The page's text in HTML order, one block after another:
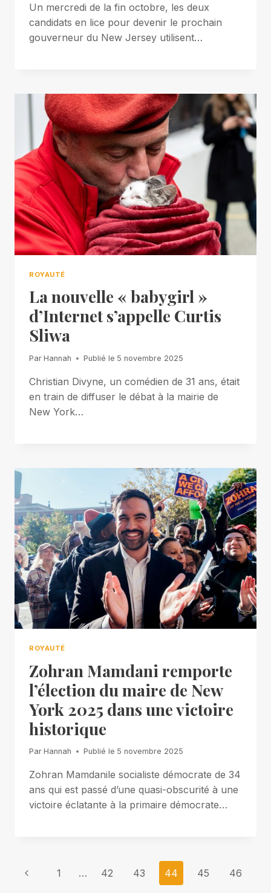
Un mercredi de la fin octobre, les deux
candidats en lice pour devenir le prochain
gouverneur du New Jersey utilisent…
ROYAUTÉ
La nouvelle « babygirl »
d’Internet s’appelle Curtis
Sliwa
Par Hannah Publié le 5 novembre 2025
Christian Divyne, un comédien de 31 ans, était
en train de diffuser le débat à la mairie de
New York…
ROYAUTÉ
Zohran Mamdani remporte
l’élection du maire de New
York 2025 dans une victoire
historique
Par Hannah Publié le 5 novembre 2025
Zohran Mamdanile socialiste démocrate de 34
ans qui est passé d’une quasi-obscurité à une
victoire éclatante à la primaire démocrate…
Page
Previous
1 … 42 43 44 45
46